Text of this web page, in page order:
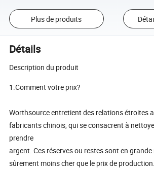
Plus de produits
Détails
Description du produit
1.Comment votre prix?
Worthsource entretient des relations étroites
fabricants chinois, qui se consacrent à
prendre
argent. Ces réserves ou restes sont en grande
sûrement moins cher que le prix de